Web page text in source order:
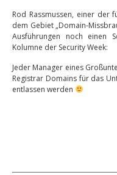
Rod Rassmussen, einer der
dem Gebiet „Domain-
Ausführungen noch einen
Kolumne der Security Week:
Jeder Manager eines
Registrar Domains für das
entlassen werden